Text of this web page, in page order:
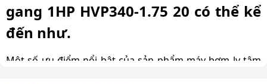
gang 1HP HVP340-1.75 20 có thể kể
đến như.
Một số ưu điểm nổi bật của sản phẩm máy bơm ly tâm